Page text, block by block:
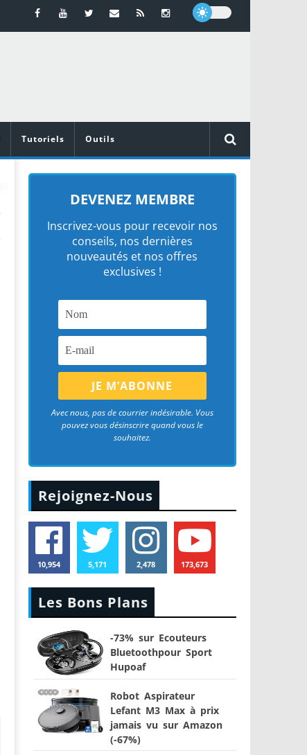
Tutoriels Outils
DEVENEZ MEMBRE
Inscrivez-vous pour recevoir nos
conseils, nos dernières
nouveautés et nos offres
exclusives !
Avec nous, pas de courrier indésirable. Vous
pouvez vous désinscrire quand vous le
souhaitez.
Rejoignez-Nous
10,954 5,171 2,478 173,673
Les Bons Plans
-73% sur Ecouteurs
Bluetoothpour Sport
Hupoaf
Robot Aspirateur
Lefant M3 Max à prix
jamais vu sur Amazon
(-67%)